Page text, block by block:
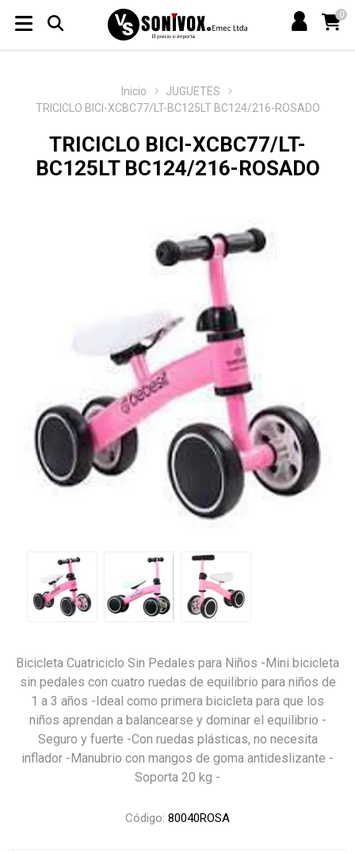
0
Inicio
JUGUETES
TRICICLO BICI-XCBC77/LT-BC125LT BC124/216-ROSADO
TRICICLO BICI-XCBC77/LT-
BC125LT BC124/216-ROSADO
Bicicleta Cuatriciclo Sin Pedales para Niños -Mini bicicleta
sin pedales con cuatro ruedas de equilibrio para niños de
1 a 3 años -Ideal como primera bicicleta para que los
niños aprendan a balancearse y dominar el equilibrio -
Seguro y fuerte -Con ruedas plásticas, no necesita
inflador -Manubrio con mangos de goma antideslizante -
Soporta 20 kg -
Código: 80040ROSA